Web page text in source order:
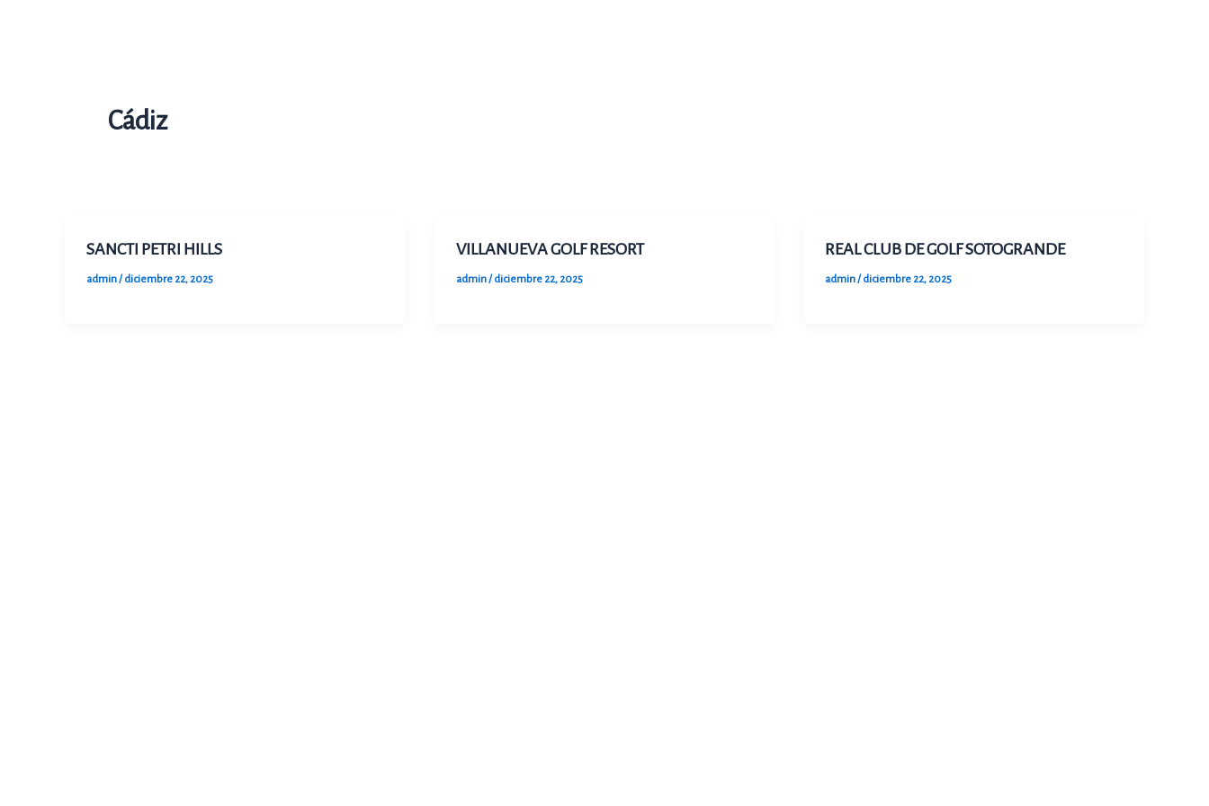
Cádiz
SANCTI PETRI HILLS
admin/diciembre 22, 2025
VILLANUEVA GOLF RESORT
admin/diciembre 22, 2025
REAL CLUB DE GOLF SOTOGRANDE
admin/diciembre 22, 2025